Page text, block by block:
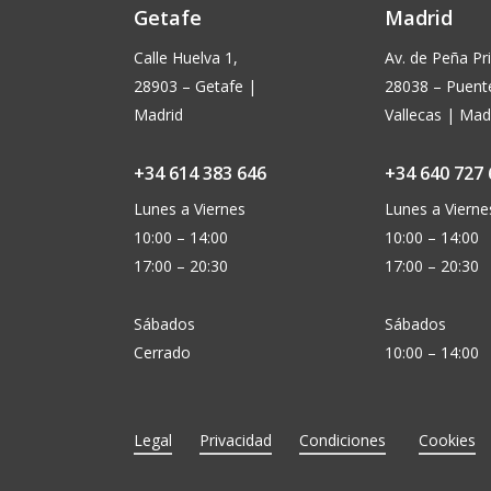
Getafe
Calle Huelva 1,
28903 – Getafe |
Madrid
+34 614 383 646
Lunes a Viernes
10:00 – 14:00
17:00 – 20:30
Sábados
Cerrado
Madrid
Av. de Peña
28038 –
Vallecas |
+34 640 727
Lunes a
10:00 – 14:00
17:00 – 20:30
Sábados
10:00 – 14:00
Legal Privacidad Condiciones Cookies